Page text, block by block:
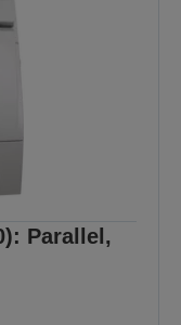
Parallel,